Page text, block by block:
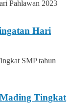
Hari
Tingkat